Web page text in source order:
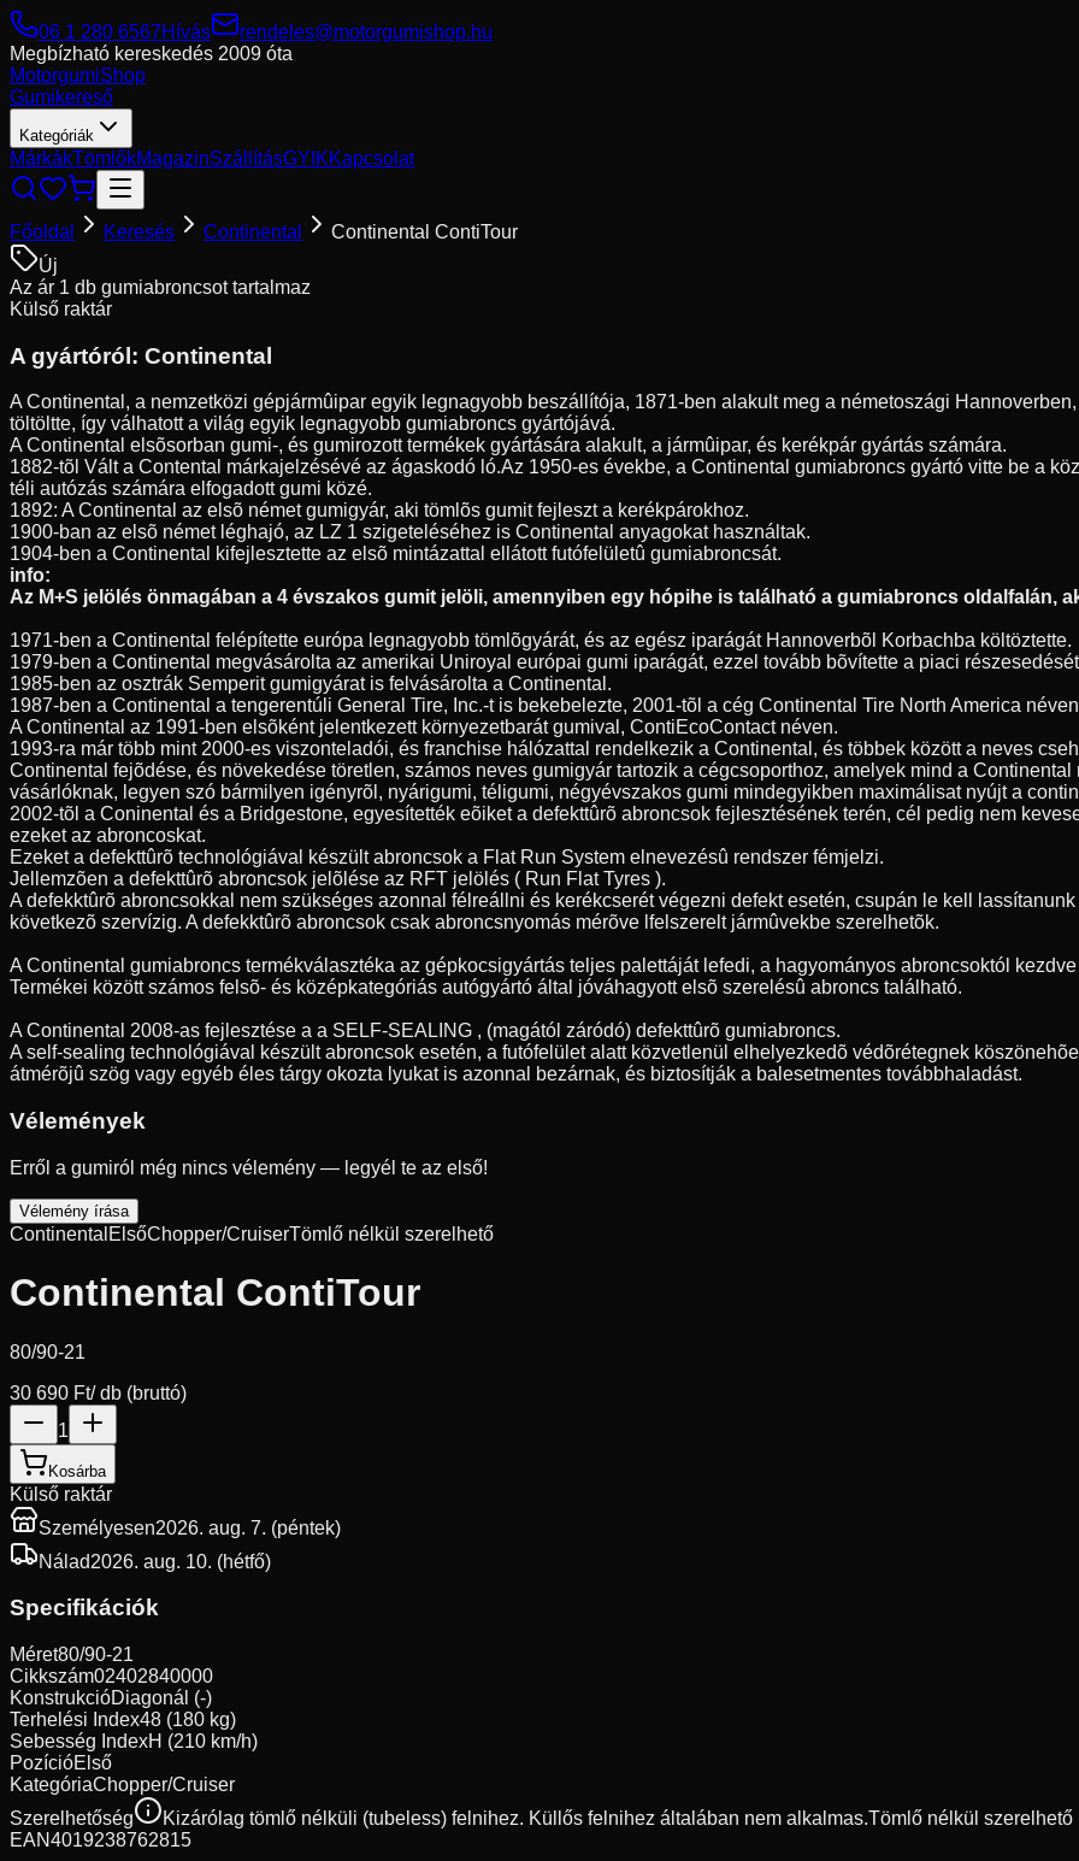
06 1 280 6567Hívás
rendeles@motorgumishop.hu
Megbízható kereskedés 2009 óta
MotorgumiShop
Gumikereső
Kategóriák
MárkákTömlőkMagazinSzállításGYIKKapcsolat
Főoldal Keresés Continental
Continental ContiTour
Új
Az ár 1 db gumiabroncsot tartalmaz
Külső raktár
A gyártóról: Continental
A Continental, a nemzetközi gépjármûipar egyik legnagyobb beszállítója, 1871-ben alakult meg a németoszági
töltöltte, így válhatott a világ egyik legnagyobb gumiabroncs gyártójává.
A Continental elsõsorban gumi-, és gumirozott termékek gyártására alakult, a jármûipar, és kerékpár gyártás számára.
1882-tõl Vált a Contental márkajelzésévé az ágaskodó ló.Az 1950-es évekbe, a Continental gumiabroncs gyártó vitte be a
téli autózás számára elfogadott gumi közé.
1892: A Continental az elsõ német gumigyár, aki tömlõs gumit fejleszt a kerékpárokhoz.
1900-ban az elsõ német léghajó, az LZ 1 szigeteléséhez is Continental anyagokat használtak.
1904-ben a Continental kifejlesztette az elsõ mintázattal ellátott futófelületû gumiabroncsát.
info:
Az M+S jelölés önmagában a 4 évszakos gumit jelöli, amennyiben egy hópihe is található a gumiabroncs oldalfalán,
1971-ben a Continental felépítette európa legnagyobb tömlõgyárát, és az egész iparágát Hannoverbõl Korbachba költöztette.
1979-ben a Continental megvásárolta az amerikai Uniroyal európai gumi iparágát, ezzel tovább bõvítette a piaci
1985-ben az osztrák Semperit gumigyárat is felvásárolta a Continental.
1987-ben a Continental a tengerentúli General Tire, Inc.-t is bekebelezte, 2001-tõl a cég Continental Tire North America
A Continental az 1991-ben elsõként jelentkezett környezetbarát gumival, ContiEcoContact néven.
1993-ra már több mint 2000-es viszonteladói, és franchise hálózattal rendelkezik a Continental, és többek között a neves
Continental fejõdése, és növekedése töretlen, számos neves gumigyár tartozik a cégcsoporthoz, amelyek mind a
vásárlóknak, legyen szó bármilyen igényrõl, nyárigumi, téligumi, négyévszakos gumi mindegyikben maximálisat nyújt a
2002-tõl a Coninental és a Bridgestone, egyesítették eõiket a defekttûrõ abroncsok fejlesztésének terén, cél pedig nem
ezeket az abroncoskat.
Ezeket a defekttûrõ technológiával készült abroncsok a Flat Run System elnevezésû rendszer fémjelzi.
Jellemzõen a defekttûrõ abroncsok jelõlése az RFT jelölés ( Run Flat Tyres ).
A defekktûrõ abroncsokkal nem szükséges azonnal félreállni és kerékcserét végezni defekt esetén, csupán le kell
következõ szervízig. A defekktûrõ abroncsok csak abroncsnyomás mérõve lfelszerelt jármûvekbe szerelhetõk.
A Continental gumiabroncs termékválasztéka az gépkocsigyártás teljes palettáját lefedi, a hagyományos abroncsoktól
Termékei között számos felsõ- és középkategóriás autógyártó által jóváhagyott elsõ szerelésû abroncs található.
A Continental 2008-as fejlesztése a a SELF-SEALING , (magától záródó) defekttûrõ gumiabroncs.
A self-sealing technológiával készült abroncsok esetén, a futófelület alatt közvetlenül elhelyezkedõ védõrétegnek
átmérõjû szög vagy egyéb éles tárgy okozta lyukat is azonnal bezárnak, és biztosítják a balesetmentes továbbhaladást.
Vélemények
Erről a gumiról még nincs vélemény — legyél te az első!
Vélemény írása
Continental ElsőChopper/CruiserTömlő nélkül szerelhető
Continental ContiTour
80/90-21
30 690 Ft/ db (bruttó)
1
Kosárba
Külső raktár
Személyesen2026. aug. 7. (péntek)
Nálad2026. aug. 10. (hétfő)
Specifikációk
Méret80/90-21
Cikkszám02402840000
KonstrukcióDiagonál (-)
Terhelési Index48 (180 kg)
Sebesség IndexH (210 km/h)
PozícióElső
KategóriaChopper/Cruiser
Szerelhetőség
Kizárólag tömlő nélküli (tubeless) felnihez. Küllős felnihez általában nem alkalmas.Tömlő nélkül szerelhető
EAN4019238762815